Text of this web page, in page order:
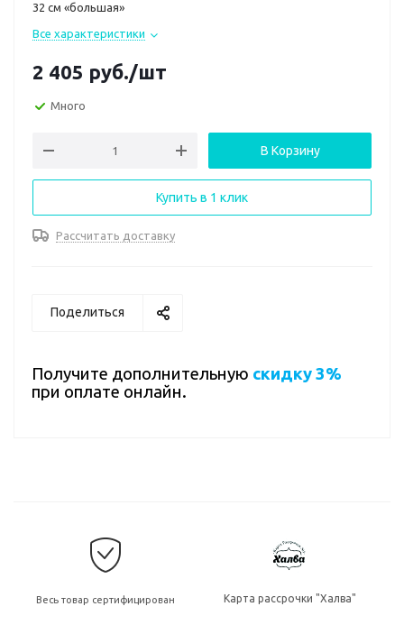
32 см «большая»
Все характеристики
2 405 руб./шт
Много
В Корзину
Купить в 1 клик
Рассчитать доставку
Поделиться
Получите дополнительную скидку 3%
при оплате онлайн.
Весь товар сертифицирован Карта рассрочки "Халва"